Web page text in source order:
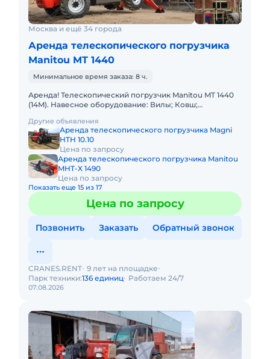
Москва и ещё 34 города
Аренда телескопического погрузчика
Manitou MT 1440
Минимальное время заказа: 8 ч.
Аренда! Телескопический погрузчик Manitou MT 1440
(14M). Навесное оборудование: Вилы; Ковш;
Высота подъема
Другие объявления
Аренда телескопического погрузчика Magni
HTH 10.10
Цена по запросу
Аренда телескопического погрузчика Manitou
MHT-X 1490
Цена по запросу
Показать еще 15 из 17
Цена по запросу
Позвонить Заказать Обратный звонок
07.08.2026
CRANES.RENT 9 лет на площадке
Парк техники:136 единиц Работаем 24/7